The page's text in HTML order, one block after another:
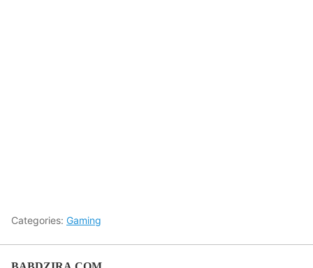
Categories: Gaming